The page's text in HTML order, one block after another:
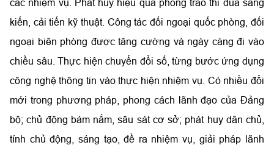
các nhiệm vụ. Phát huy hiệu quả phong trào thi đua sáng
kiến, cải tiến kỹ thuật. Công tác đối ngoại quốc phòng, đối
ngoại biên phòng được tăng cường và ngày càng đi vào
chiều sâu. Thực hiện chuyển đổi số, từng bước ứng dụng
công nghệ thông tin vào thực hiện nhiệm vụ. Có nhiều đổi
mới trong phương pháp, phong cách lãnh đạo của Đảng
bộ; chủ động bám nắm, sâu sát cơ sở; phát huy dân chủ,
tính chủ động, sáng tạo, đề ra nhiệm vụ, giải pháp lãnh